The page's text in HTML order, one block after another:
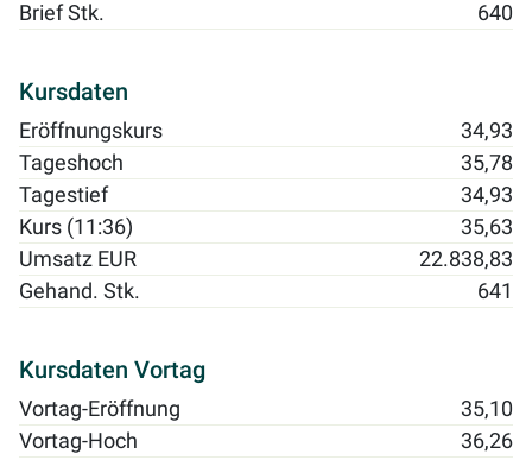
Brief Stk.
640
Kursdaten
Eröffnungskurs
34,93
Tageshoch
35,78
Tagestief
34,93
Kurs (11:36)
35,63
Umsatz EUR
22.838,83
Gehand. Stk.
641
Kursdaten Vortag
Vortag-Eröffnung
35,10
Vortag-Hoch
36,26